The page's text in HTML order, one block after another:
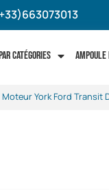
catégories
Moteur York Ford Transit